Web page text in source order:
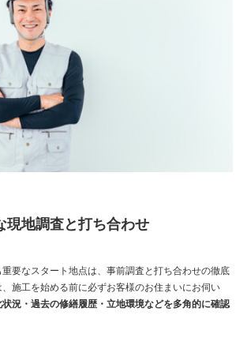
現地調査と打ち合わせ
要なスタート地点は、事前調査と打ち合わせの徹底
施工を始める前に必ずお客様のお住まいにお伺い
況・過去の修繕履歴・立地環境などを多角的に確認